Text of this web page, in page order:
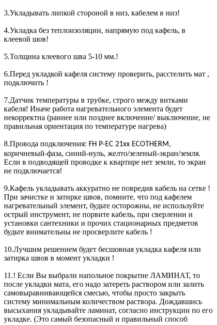
3.Укладывать липкой стороной в низ, кабелем в низ!
4.Укладка без теплоизоляции, напрямую под кафель, в
клеевой шов!
5.Толщина клеевого шва 5-10 мм.!
6.Перед укладкой кафеля систему проверить, расстелить мат ,
подключить !
7.Датчик температуры в трубке, строго между витками
кабеля! Иначе работа нагревательного элемента будет
некорректна (раннее или позднее включение/ выключение, не
правильная ориентация по температуре нагрева)
8.Провода подключения: FH P-EC 21xx ECOTHERM,
коричневый-фаза, синий-нуль, желто/зеленый-экран/земля.
Если в подводящей проводке к квартире нет земли, то экран
не подключается!
9.Кафель укладывать аккуратно не повредив кабель на сетке !
При зачистке и затирке швов, помните, что под кафелем
нагревательный элемент, будьте осторожны, не используйте
острый инструмент, не порвите кабель, при сверлении и
установки сантехники и прочих стационарных предметов
будьте внимательны не просверлите кабель !
10.Лучшим решением будет бесшовная укладка кафеля или
затирка швов в момент укладки !
11.! Если Вы выбрали напольное покрытие ЛАМИНАТ, то
после укладки мата, его надо затереть раствором или залить
самовыравнивающейся смесью, чтобы просто закрыть
систему минимальным количеством раствора. Дождавшись
высыхания укладывайте ламинат, согласно инструкции по его
укладке. (Это самый безопасный и правильный способ